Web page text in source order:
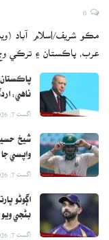
مڪو شريف/اسلام آباد
عرب، پاڪستان ۽ ترڪي
ناهي:
اگست 7, 2026
شيخ
واپسي
اگست 7, 2026
اڳوڻو
بڻجي ويو
اگست 7, 2026